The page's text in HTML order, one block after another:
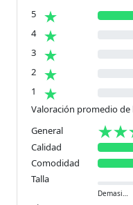
5
4
3
2
1
Valoración promedio de
General
Calidad
Comodidad
Talla
Demasiado pequeño